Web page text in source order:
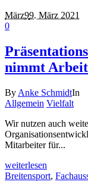
März99. März 2021
0
nimmt
By Anke SchmidtIn
Allgemein Vielfalt
Wir nutzen auch
Mitarbeiter für...
weiterlesen
Breitensport,